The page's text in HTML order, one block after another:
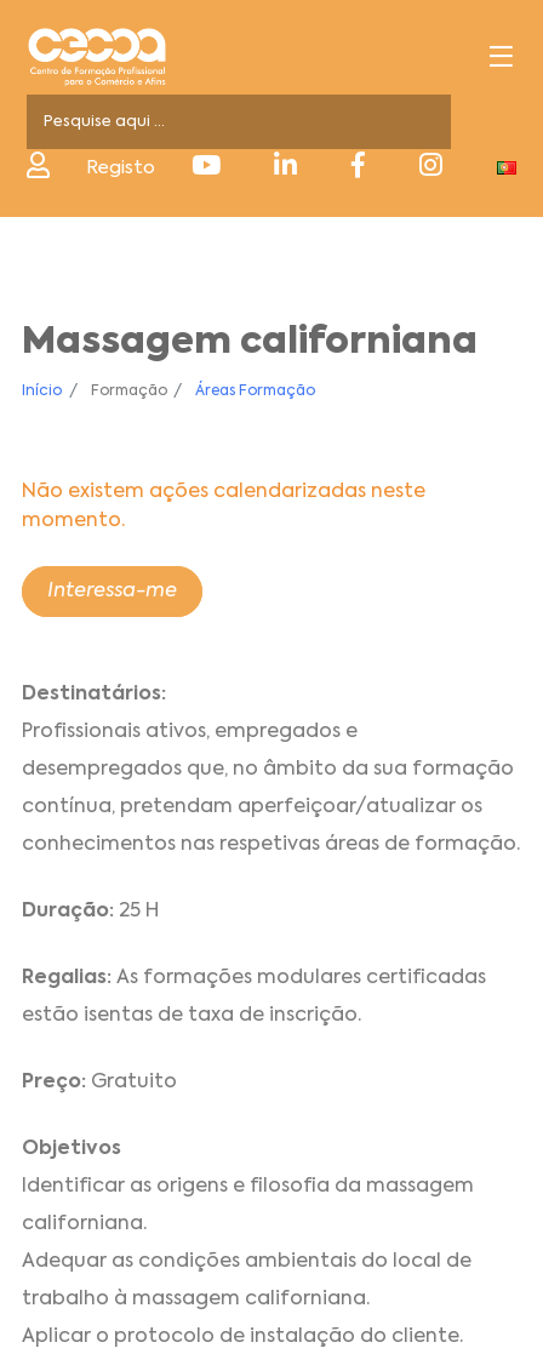
Registo
Massagem californiana
Início Formação Áreas Formação
Não existem ações calendarizadas neste
momento.
Interessa-me
Destinatários:
Profissionais ativos, empregados e
desempregados que, no âmbito da sua formação
contínua, pretendam aperfeiçoar/atualizar os
conhecimentos nas respetivas áreas de formação.
Duração: 25 H
Regalias: As formações modulares certificadas
estão isentas de taxa de inscrição.
Preço: Gratuito
Objetivos
Identificar as origens e filosofia da massagem
californiana.
Adequar as condições ambientais do local de
trabalho à massagem californiana.
Aplicar o protocolo de instalação do cliente.